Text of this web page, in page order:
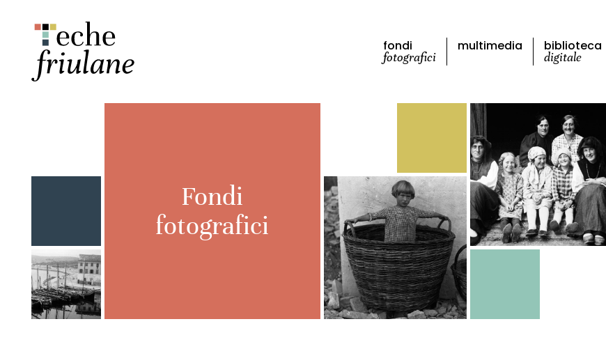
fondi
fotografici
multimedia biblioteca
digitale
Fondi
fotografici